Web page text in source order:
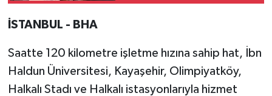
İSTANBUL - BHA
Saatte 120 kilometre işletme hızına sahip hat, İbn
Haldun Üniversitesi, Kayaşehir, Olimpiyatköy,
Halkalı Stadı ve Halkalı istasyonlarıyla hizmet